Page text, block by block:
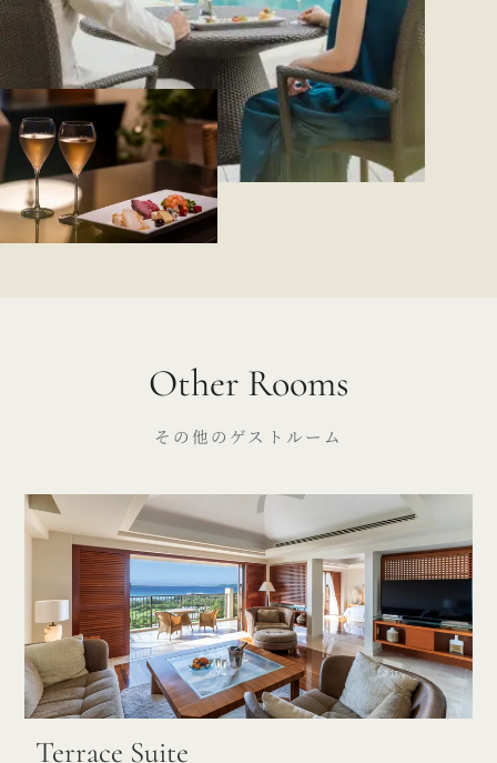
Other Rooms
その他のゲストルーム
Terrace Suite